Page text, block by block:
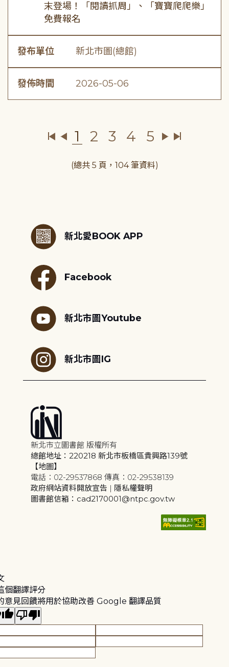
末登場！「閱讀抓周」、「寶寶爬爬樂」
免費報名
發布單位 新北市圖(總館)
發佈時間 2026-05-06
1 2 3 4 5
(總共 5 頁，104 筆資料)
新北愛BOOK APP
Facebook
新北市圖Youtube
新北市圖IG
新北市立圖書館 版權所有
總館地址：220218 新北市板橋區貴興路139號
【地圖】
電話：02-29537868 傳真：02-29538139
政府網站資料開放宣告 | 隱私權聲明
圖書館信箱：cad2170001@ntpc.gov.tw
個翻譯評分
意見回饋將用於協助改善 Google 翻譯品質